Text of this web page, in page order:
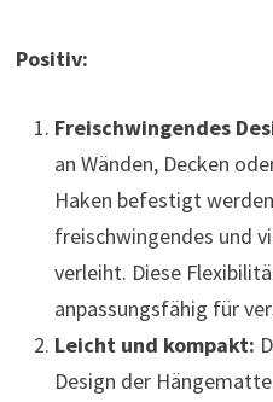
Positiv:
Freischwingendes
an Wänden, Decken
Haken befestigt
freischwingendes und
verleiht. Diese
anpassungsfähig für
Leicht und kompakt:
Design der